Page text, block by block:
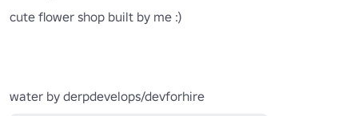
cute flower shop built by me :)
water by derpdevelops/devforhire